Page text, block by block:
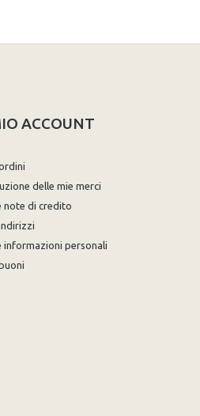
ACCOUNT
delle mie merci
note di credito
informazioni personali